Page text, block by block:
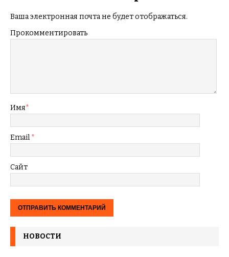
Ваша электронная почта не будет отображаться.
Прокомментировать
Имя*
Email *
Сайт
НОВОСТИ